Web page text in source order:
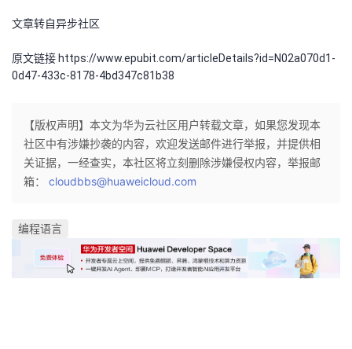
文章转自异步社区
原文链接 https://www.epubit.com/articleDetails?id=N02a070d1-
0d47-433c-8178-4bd347c81b38
【版权声明】本文为华为云社区用户转载文章，如果您发现本
社区中有涉嫌抄袭的内容，欢迎发送邮件进行举报，并提供相
关证据，一经查实，本社区将立刻删除涉嫌侵权内容，举报邮
箱： cloudbbs@huaweicloud.com
编程语言